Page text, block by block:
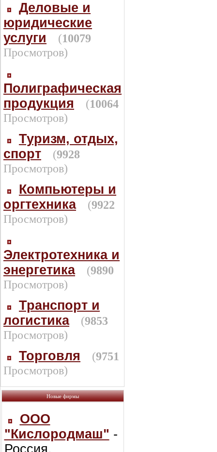
Деловые и
юридические
услуги
(10079
Просмотров)
Полиграфическая
продукция
(10064
Просмотров)
Туризм, отдых,
спорт
(9928
Просмотров)
Компьютеры и
оргтехника
(9922
Просмотров)
Электротехника и
энергетика
(9890
Просмотров)
Транспорт и
логистика
(9853
Просмотров)
Торговля (9751
Просмотров)
Новые фирмы
ООО
"Кислородмаш" -
Россия,